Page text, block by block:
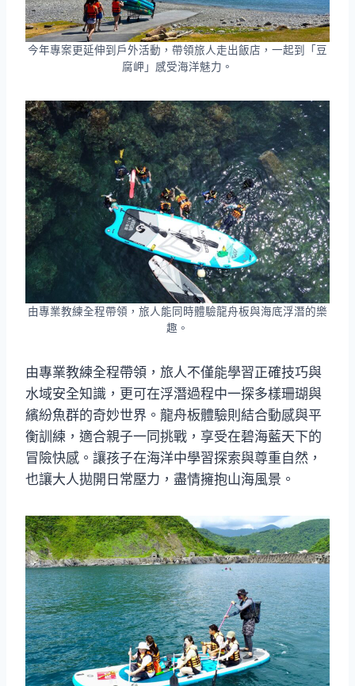
今年專案更延伸到戶外活動，帶領旅人走出飯店，一起到「豆
腐岬」感受海洋魅力。
由專業教練全程帶領，旅人能同時體驗龍舟板與海底浮潛的樂
趣。
由專業教練全程帶領，旅人不僅能學習正確技巧與
水域安全知識，更可在浮潛過程中一探多樣珊瑚與
繽紛魚群的奇妙世界。龍舟板體驗則結合動感與平
衡訓練，適合親子一同挑戰，享受在碧海藍天下的
冒險快感。讓孩子在海洋中學習探索與尊重自然，
也讓大人拋開日常壓力，盡情擁抱山海風景。